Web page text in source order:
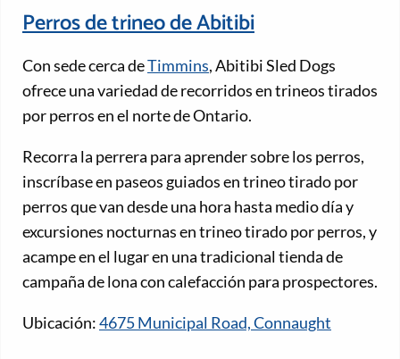
Perros de trineo de Abitibi
Con sede cerca deTimmins, Abitibi Sled Dogs
ofrece una variedad de recorridos en trineos tirados
por perros en el norte de Ontario.
Recorra la perrera para aprender sobre los perros,
inscríbase en paseos guiados en trineo tirado por
perros que van desde una hora hasta medio día y
excursiones nocturnas en trineo tirado por perros, y
acampe en el lugar en una tradicional tienda de
campaña de lona con calefacción para prospectores.
Ubicación:4675 Municipal Road, Connaught